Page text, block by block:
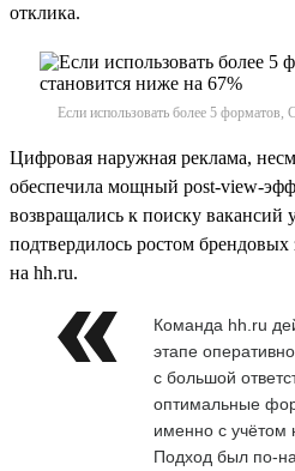
отклика.
Если использовать более 5 форматов,
Цифровая наружная реклама,
обеспечила мощный post-view-
возвращались к поиску вакансий
подтвердилось ростом брендовых
на hh.ru.
Команда hh.ru
этапе
с большой
оптимальные
именно с учётом
Подход был по-